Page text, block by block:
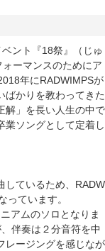
ント『18祭』（じゅ
ーマンスのためにア
年にRADWIMPSが
ばかりを教わってきた
解」を長い人生の中で
業ソングとして定着し
ているため、RADW
っています。
アムのソロとなりま
伴奏は２分音符を中
レージングを感じなが